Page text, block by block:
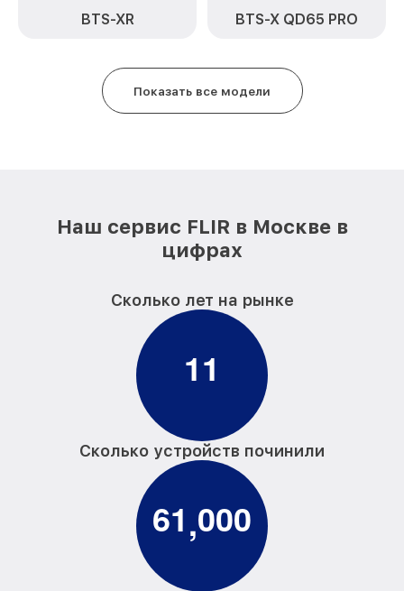
Ремонт Wi-Fi TS24 FLIR
BTS-XR BTS-X QD65 PRO
Показать все модели
Наш сервис FLIR в Москве в
цифрах
Сколько лет на рынке
11
Сколько устройств починили
61,000